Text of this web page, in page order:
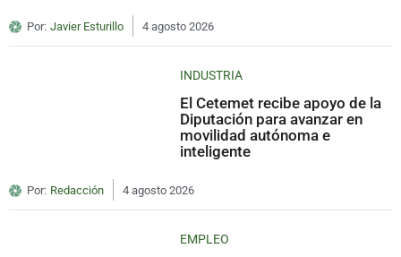
Por: Javier Esturillo 4 agosto 2026
INDUSTRIA
El Cetemet recibe apoyo de la
Diputación para avanzar en
movilidad autónoma e
inteligente
Por: Redacción 4 agosto 2026
EMPLEO